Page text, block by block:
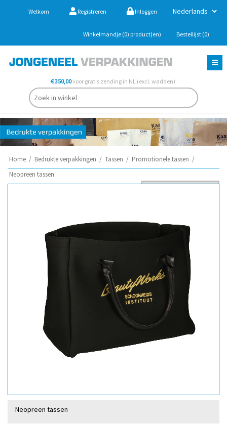
Welkom Registreren Inloggen
Winkelmandje (0) product(en) Bestellijst (0)
€ 350,00voor gratis zending in NL (excl. wadden).
Home / Bedrukte verpakkingen / Tassen / Promotionele tassen /
Neopreen tassen
Neopreen tassen